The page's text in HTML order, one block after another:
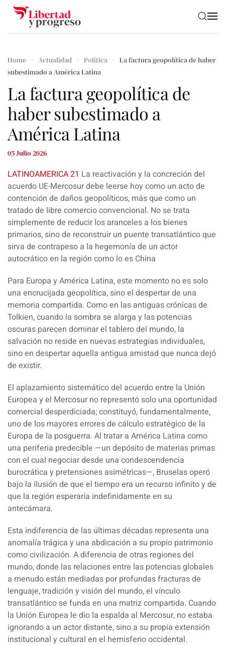
Skip to main content
Home Actualidad Política
La factura geopolítica de haber
subestimado a América Latina
La factura geopolítica de
haber subestimado a
América Latina
05 Julio 2026
LATINOAMERICA 21 La reactivación y la concreción del
acuerdo UE-Mercosur debe leerse hoy como un acto de
contención de daños geopolíticos, más que como un
tratado de libre comercio convencional. No se trata
simplemente de reducir los aranceles a los bienes
primarios, sino de reconstruir un puente transatlántico que
sirva de contrapeso a la hegemonía de un actor
autocrático en la región como lo es China
Para Europa y América Latina, este momento no es solo
una encrucijada geopolítica, sino el despertar de una
memoria compartida. Como en las antiguas crónicas de
Tolkien, cuando la sombra se alarga y las potencias
oscuras parecen dominar el tablero del mundo, la
salvación no reside en nuevas estrategias individuales,
sino en despertar aquella antigua amistad que nunca dejó
de existir.
El aplazamiento sistemático del acuerdo entre la Unión
Europea y el Mercosur no representó solo una oportunidad
comercial desperdiciada; constituyó, fundamentalmente,
uno de los mayores errores de cálculo estratégico de la
Europa de la posguerra. Al tratar a América Latina como
una periferia predecible —un depósito de materias primas
con el cual negociar desde una condescendencia
burocrática y pretensiones asimétricas—, Bruselas operó
bajo la ilusión de que el tiempo era un recurso infinito y de
que la región esperaría indefinidamente en su
antecámara.
Esta indiferencia de las últimas décadas representa una
anomalía trágica y una abdicación a su propio patrimonio
como civilización. A diferencia de otras regiones del
mundo, donde las relaciones entre las potencias globales
a menudo están mediadas por profundas fracturas de
lenguaje, tradición y visión del mundo, el vínculo
transatlántico se funda en una matriz compartida. Cuando
la Unión Europea le dio la espalda al Mercosur, no estaba
ignorando a un actor distante, sino a su propia extensión
institucional y cultural en el hemisferio occidental.